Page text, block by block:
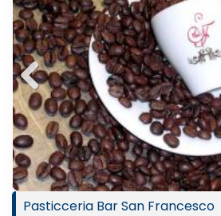
Previ
ous
Pasticceria Bar San Francesco